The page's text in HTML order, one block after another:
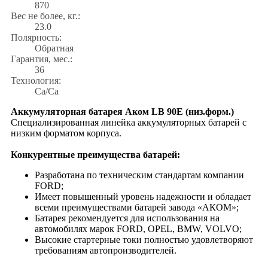
870
Вес не более, кг.:
23.0
Полярность:
Обратная
Гарантия, мес.:
36
Технология:
Са/Са
Аккумуляторная батарея Аком LB 90Е (низ.форм.)
Специализированная линейка аккумуляторных батарей с
низким форматом корпуса.
Конкурентные преимущества батарей:
Разработана по техническим стандартам компании
FORD;
Имеет повышенный уровень надежности и обладает
всеми преимуществами батарей завода «АКОМ»;
Батарея рекомендуется для использования на
автомобилях марок FORD, OPEL, BMW, VOLVO;
Высокие стартерные токи полностью удовлетворяют
требованиям автопроизводителей.